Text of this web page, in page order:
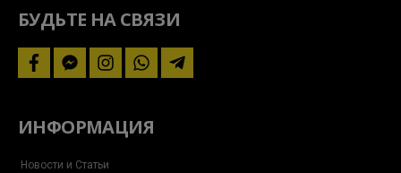
БУДЬТЕ НА СВЯЗИ
facebookfacebook-
messenger
instagram
whatsapptelegram-
plane
ИНФОРМАЦИЯ
Новости и Статьи